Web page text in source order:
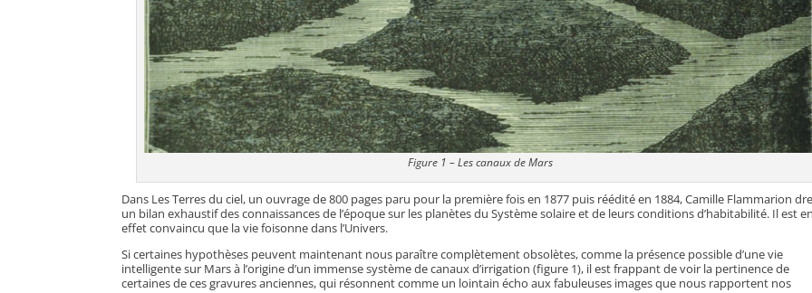
Figure 1 – Les canaux de Mars
Dans Les Terres du ciel, un ouvrage de 800 pages paru pour la première fois en 1877 puis réédité en 1884, Camille Flammarion
un bilan exhaustif des connaissances de l’époque sur les planètes du Système solaire et de leurs conditions d’habitabilité. Il est
effet convaincu que la vie foisonne dans l’Univers.
Si certaines hypothèses peuvent maintenant nous paraître complètement obsolètes, comme la présence possible d’une vie
intelligente sur Mars à l’origine d’un immense système de canaux d’irrigation (figure 1), il est frappant de voir la pertinence de
certaines de ces gravures anciennes, qui résonnent comme un lointain écho aux fabuleuses images que nous rapportent nos